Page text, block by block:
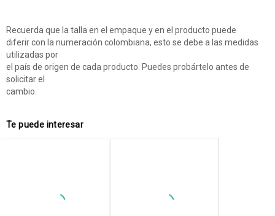
Recuerda que la talla en el empaque y en el producto puede
diferir con la numeración colombiana, esto se debe a las medidas
utilizadas por
el país de origen de cada producto. Puedes probártelo antes de
solicitar el
cambio.
Te puede interesar